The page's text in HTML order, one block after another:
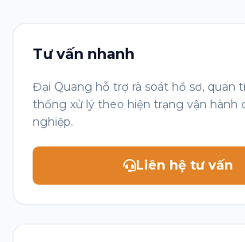
Tư vấn nhanh
Đại Quang hỗ trợ rà soát hồ sơ, quan
thống xử lý theo hiện trạng vận hành
nghiệp.
Liên hệ tư vấn